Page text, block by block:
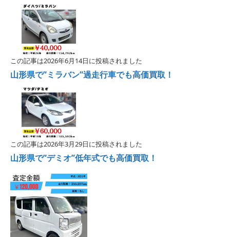
この記事は2026年6月14日に投稿されました
山形県で”ミラバン”過走行車でも高価買取！
この記事は2026年3月29日に投稿されました
山形県で”デミオ”低年式でも高価買取！